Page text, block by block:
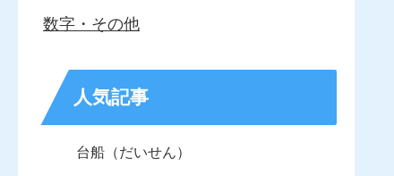
数字・その他
人気記事
台船（だいせん）